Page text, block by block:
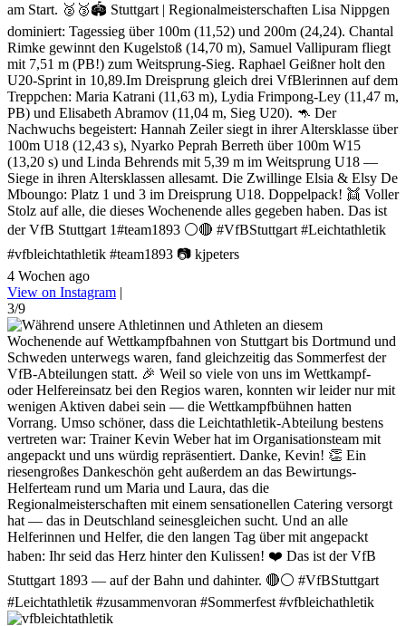
am Start. 🥈🥉🏟️ Stuttgart | Regionalmeisterschaften Lisa Nippgen
dominiert: Tagessieg über 100m (11,52) und 200m (24,24). Chantal
Rimke gewinnt den Kugelstoß (14,70 m), Samuel Vallipuram fliegt
mit 7,51 m (PB!) zum Weitsprung-Sieg. Raphael Geißner holt den
U20-Sprint in 10,89.Im Dreisprung gleich drei VfBlerinnen auf dem
Treppchen: Maria Katrani (11,63 m), Lydia Frimpong-Ley (11,47 m,
PB) und Elisabeth Abramov (11,04 m, Sieg U20). 🦘 Der
Nachwuchs begeistert: Hannah Zeiler siegt in ihrer Altersklasse über
100m U18 (12,43 s), Nyarko Peprah Berreth über 100m W15
(13,20 s) und Linda Behrends mit 5,39 m im Weitsprung U18 —
Siege in ihren Altersklassen allesamt. Die Zwillinge Elsia & Elsy De
Mboungo: Platz 1 und 3 im Dreisprung U18. Doppelpack! 👯 Voller
Stolz auf alle, die dieses Wochenende alles gegeben haben. Das ist
der VfB Stuttgart 1#team1893 ⚪🔴 #VfBStuttgart #Leichtathletik
#vfbleichtathletik #team1893 📷 kjpeters
4 Wochen ago
View on Instagram |
3/9